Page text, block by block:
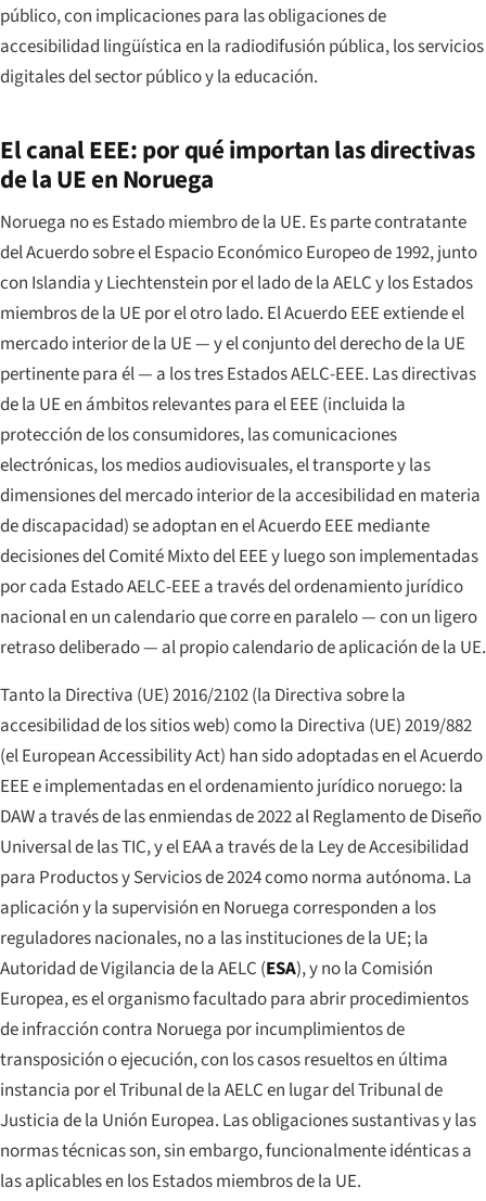
público, con implicaciones para las obligaciones de
accesibilidad lingüística en la radiodifusión pública, los servicios
digitales del sector público y la educación.
El canal EEE: por qué importan las directivas
de la UE en Noruega
Noruega no es Estado miembro de la UE. Es parte contratante
del Acuerdo sobre el Espacio Económico Europeo de 1992, junto
con Islandia y Liechtenstein por el lado de la AELC y los Estados
miembros de la UE por el otro lado. El Acuerdo EEE extiende el
mercado interior de la UE — y el conjunto del derecho de la UE
pertinente para él — a los tres Estados AELC-EEE. Las directivas
de la UE en ámbitos relevantes para el EEE (incluida la
protección de los consumidores, las comunicaciones
electrónicas, los medios audiovisuales, el transporte y las
dimensiones del mercado interior de la accesibilidad en materia
de discapacidad) se adoptan en el Acuerdo EEE mediante
decisiones del Comité Mixto del EEE y luego son implementadas
por cada Estado AELC-EEE a través del ordenamiento jurídico
nacional en un calendario que corre en paralelo — con un ligero
retraso deliberado — al propio calendario de aplicación de la UE.
Tanto la Directiva (UE) 2016/2102 (la Directiva sobre la
accesibilidad de los sitios web) como la Directiva (UE) 2019/882
(el European Accessibility Act) han sido adoptadas en el Acuerdo
EEE e implementadas en el ordenamiento jurídico noruego: la
DAW a través de las enmiendas de 2022 al Reglamento de Diseño
Universal de las TIC, y el EAA a través de la Ley de Accesibilidad
para Productos y Servicios de 2024 como norma autónoma. La
aplicación y la supervisión en Noruega corresponden a los
reguladores nacionales, no a las instituciones de la UE; la
Autoridad de Vigilancia de la AELC (ESA), y no la Comisión
Europea, es el organismo facultado para abrir procedimientos
de infracción contra Noruega por incumplimientos de
transposición o ejecución, con los casos resueltos en última
instancia por el Tribunal de la AELC en lugar del Tribunal de
Justicia de la Unión Europea. Las obligaciones sustantivas y las
normas técnicas son, sin embargo, funcionalmente idénticas a
las aplicables en los Estados miembros de la UE.